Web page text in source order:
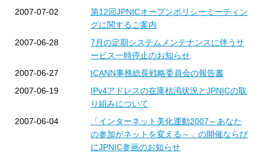
2007-07-02
第12回JPNICオープンポリシーミーティン
グに関するご案内
2007-06-28
7月の定期システムメンテナンスに伴うサ
ービス一時停止のお知らせ
2007-06-27
ICANN事務総長戦略委員会の報告書
2007-06-19
IPv4アドレスの在庫枯渇状況とJPNICの取
り組みについて
2007-06-04
「インターネット美化運動2007～あなた
の参加がネットを変える～」の開催ならび
にJPNIC参画のお知らせ